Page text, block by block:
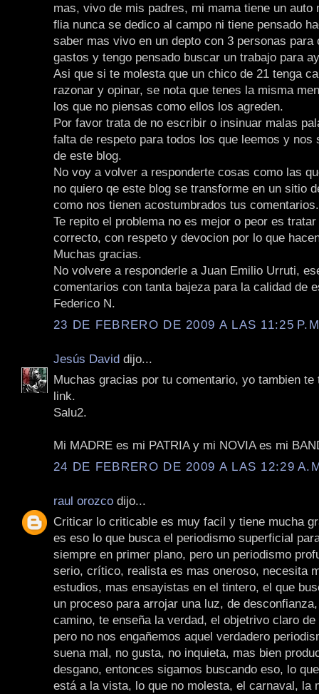
mas, vivo de mis padres, mi mama tiene un auto
flia nunca se dedico al campo ni tiene pensado
saber mas vivo en un depto con 3 personas para
gastos y tengo pensado buscar un trabajo para
Asi que si te molesta que un chico de 21 tenga
razonar y opinar, se nota que tenes la misma
los que no piensas como ellos los agreden.
Por favor trata de no escribir o insinuar malas
falta de respeto para todos los que leemos y nos
de este blog.
No voy a volver a responderte cosas como las
no quiero qe este blog se transforme en un sitio
como nos tienen acostumbrados tus comentarios.
Te repito el problema no es mejor o peor es
correcto, con respeto y devocion por lo que
Muchas gracias.
No volvere a responderle a Juan Emilio Urruti,
comentarios con tanta bajeza para la calidad de
Federico N.
23 DE FEBRERO DE 2009 A LAS 11:25
Jesús David dijo...
Muchas gracias por tu comentario, yo tambien te
link.
Salu2.
Mi MADRE es mi PATRIA y mi NOVIA es mi
24 DE FEBRERO DE 2009 A LAS 12:29
raul orozco dijo...
Criticar lo criticable es muy facil y tiene mucha
es eso lo que busca el periodismo superficial
siempre en primer plano, pero un periodismo
serio, crítico, realista es mas oneroso, necesita
estudios, mas ensayistas en el tintero, el que
un proceso para arrojar una luz, de
camino, te enseña la verdad, el objetrivo claro
pero no nos engañemos aquel verdadero
suena mal, no gusta, no inquieta, mas bien
desgano, entonces sigamos buscando eso, lo
está a la vista, lo que no molesta, el carnaval, la